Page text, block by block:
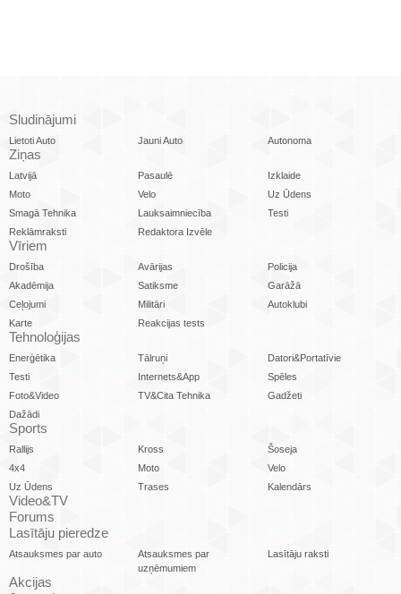
Sludinājumi
Lietoti Auto Jauni Auto Autonoma
Ziņas
Latvijā Pasaulē
Izklaide
Moto
Velo
Uz Ūdens
Smagā Tehnika
Lauksaimniecība
Testi
Reklāmraksti
Redaktora Izvēle
Vīriem
Drošība Avārijas
Policija
Akadēmija
Satiksme
Garāžā
Ceļojumi
Militāri
Autoklubi
Karte
Reakcijas tests
Tehnoloģijas
Enerģētika Tālruņi
Datori&Portatīvie
Testi
Internets&App
Spēles
Foto&Video
TV&Cita Tehnika
Gadžeti
Dažādi
Sports
Rallijs Kross
Šoseja
4x4
Moto
Velo
Uz Ūdens
Trases Kalendārs
Video&TV
Forums
Lasītāju pieredze
Atsauksmes par auto
Atsauksmes par
uzņēmumiem
Lasītāju raksti
Akcijas